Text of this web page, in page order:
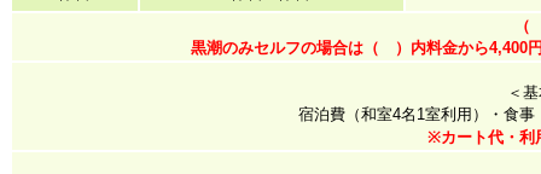
黒潮のみセルフの場合は（ ）内料金から
＜
宿泊費（和室4名1室利用）・食
※カート代・利